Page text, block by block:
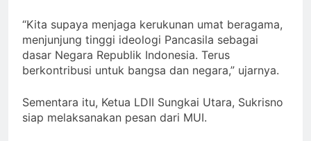
“Kita supaya menjaga kerukunan umat beragama,
menjunjung tinggi ideologi Pancasila sebagai
dasar Negara Republik Indonesia. Terus
berkontribusi untuk bangsa dan negara,” ujarnya.
Sementara itu, Ketua LDII Sungkai Utara, Sukrisno
siap melaksanakan pesan dari MUI.